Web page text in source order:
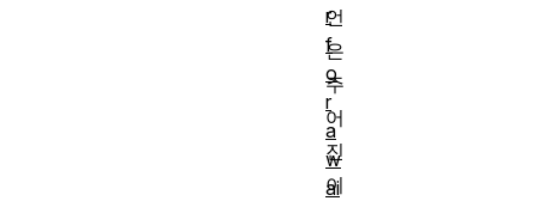
언
은
주
어
진
이
r
f
o
r
a
w
ai